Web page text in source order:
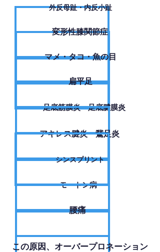
外反母趾・内反小趾
変形性膝関節症
​マメ・タコ・魚の目
扁平足
足底筋膜炎・足底腱膜炎
アキレス腱炎・鵞足炎
シンスプリント
モートン病
腰痛
​この原因、オーバープロネーション